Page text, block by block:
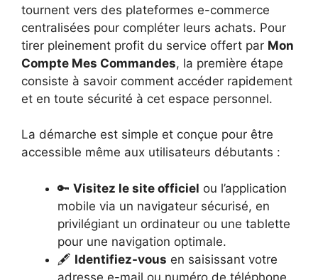
tournent vers des plateformes e-commerce
centralisées pour compléter leurs achats. Pour
tirer pleinement profit du service offert par Mon
Compte Mes Commandes, la première étape
consiste à savoir comment accéder rapidement
et en toute sécurité à cet espace personnel.
La démarche est simple et conçue pour être
accessible même aux utilisateurs débutants :
🔑 Visitez le site officiel ou l’application
mobile via un navigateur sécurisé, en
privilégiant un ordinateur ou une tablette
pour une navigation optimale.
🖋️ Identifiez-vous en saisissant votre
adresse e-mail ou numéro de téléphone